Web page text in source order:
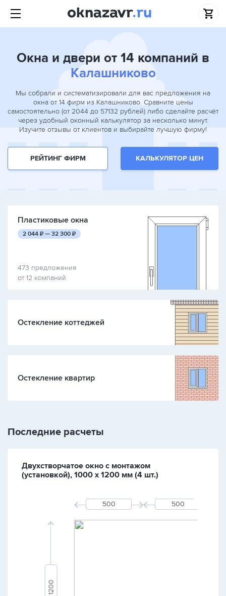
Окна и двери от 14 компаний в
Калашниково
Мы собрали и систематизировали для вас предложения на
окна от 14 фирм из Калашниково. Сравните цены
самостоятельно (от 2044 до 57132 рублей) либо сделайте расчёт
через удобный оконный калькулятор за несколько минут.
Изучите отзывы от клиентов и выбирайте лучшую фирму!
РЕЙТИНГ ФИРМ КАЛЬКУЛЯТОР ЦЕН
Пластиковые окна
2 044 руб.
₽ — 32 300 руб.
₽
473 предложения
от 12 компаний
Остекление коттеджей
Остекление квартир
Последние расчеты
Двухстворчатое окно с монтажом
(установкой), 1000 х 1200 мм (4 шт.)